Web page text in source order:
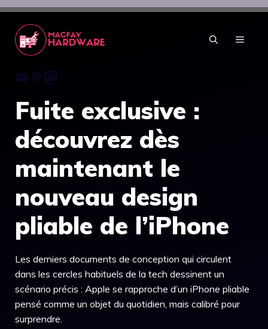
Aller
contenu
MENU
Youtube
Pinterest
Mastodon
Fuite exclusive :
découvrez dès
maintenant le
nouveau design
pliable de l’iPhone
Les derniers documents de conception qui circulent
dans les cercles habituels de la tech dessinent un
scénario précis : Apple se rapproche d’un iPhone pliable
pensé comme un objet du quotidien, mais calibré pour
surprendre.